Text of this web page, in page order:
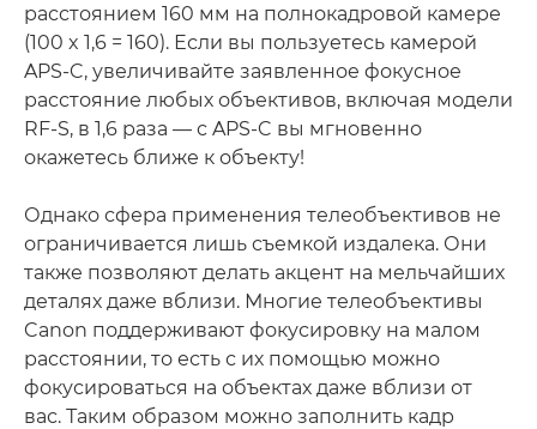
расстоянием 160 мм на полнокадровой камере
(100 x 1,6 = 160). Если вы пользуетесь камерой
APS-C, увеличивайте заявленное фокусное
расстояние любых объективов, включая модели
RF-S, в 1,6 раза — с APS-C вы мгновенно
окажетесь ближе к объекту!
Однако сфера применения телеобъективов не
ограничивается лишь съемкой издалека. Они
также позволяют делать акцент на мельчайших
деталях даже вблизи. Многие телеобъективы
Canon поддерживают фокусировку на малом
расстоянии, то есть с их помощью можно
фокусироваться на объектах даже вблизи от
вас. Таким образом можно заполнить кадр